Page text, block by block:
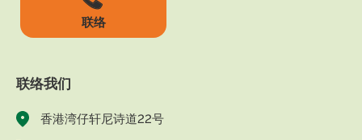
联络
联络我们
香港湾仔轩尼诗道22号